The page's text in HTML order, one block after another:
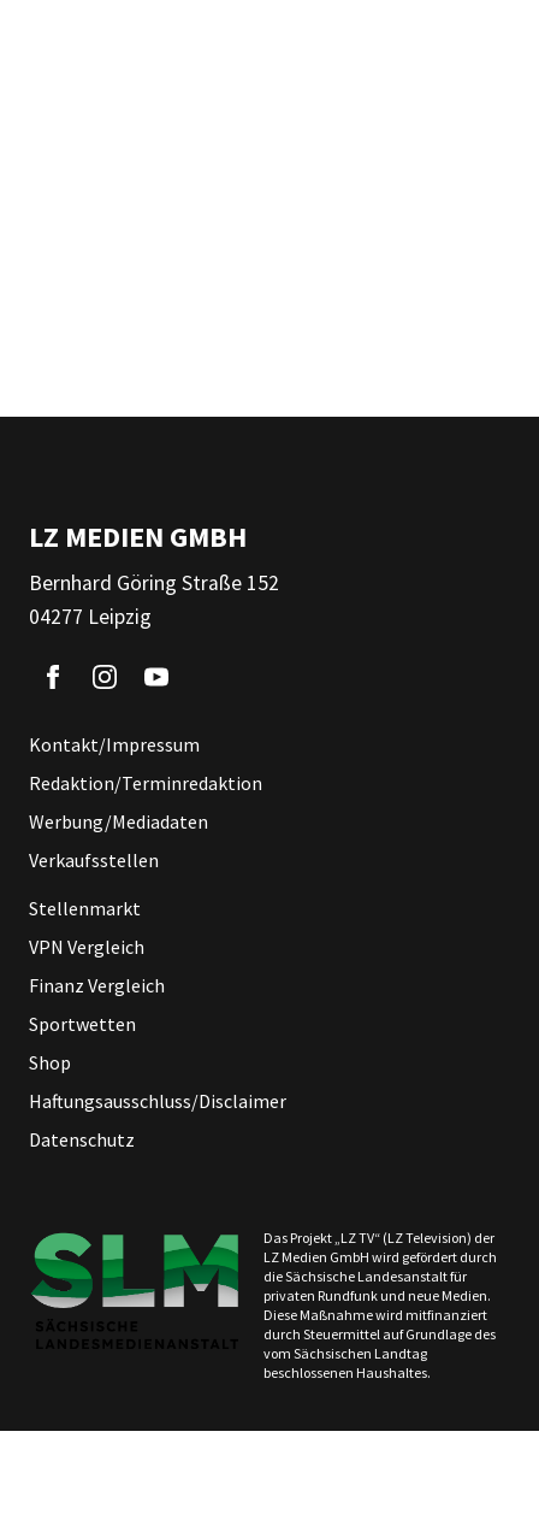
LZ MEDIEN GMBH
Bernhard Göring Straße 152
04277 Leipzig
Kontakt/Impressum
Redaktion/Terminredaktion
Werbung/Mediadaten
Verkaufsstellen
Stellenmarkt
VPN Vergleich
Finanz Vergleich
Sportwetten
Shop
Haftungsausschluss/Disclaimer
Datenschutz
Das Projekt „LZ TV“ (LZ Television) der
LZ Medien GmbH wird gefördert durch
die Sächsische Landesanstalt für
privaten Rundfunk und neue Medien.
Diese Maßnahme wird mitfinanziert
durch Steuermittel auf Grundlage des
vom Sächsischen Landtag
beschlossenen Haushaltes.